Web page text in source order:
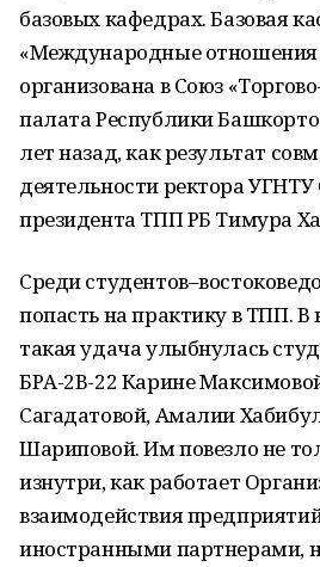
базовых кафедрах. Базовая
«Международные
организована в Союз
палата Республики
лет назад, как результат
деятельности ректора
президента ТПП РБ Тимура
Среди
попасть на практику в ТПП. В
такая удача улыбнулась
БРА-2В-22 Карине
Сагадатовой, Амалии
Шариповой. Им повезло не
изнутри, как работает
взаимодействия
иностранными партнерами,